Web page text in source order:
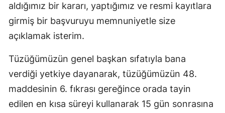
aldığımız bir kararı, yaptığımız ve resmi kayıtlara
girmiş bir başvuruyu memnuniyetle size
açıklamak isterim.
Tüzüğümüzün genel başkan sıfatıyla bana
verdiği yetkiye dayanarak, tüzüğümüzün 48.
maddesinin 6. fıkrası gereğince orada tayin
edilen en kısa süreyi kullanarak 15 gün sonrasına